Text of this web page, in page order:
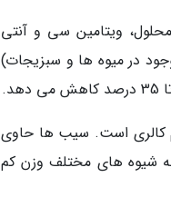
ویتامین سی و آنتی
در میوه ها و سبزیجات)
کالری است. سیب ها حاوی
به شیوه های مختلف وزن کم